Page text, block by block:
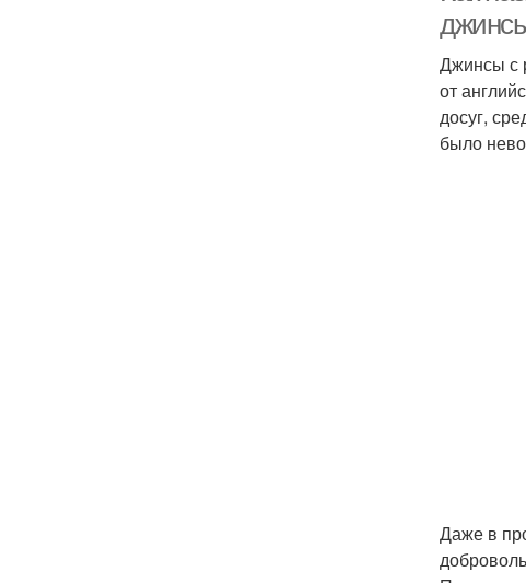
Джинсы с
от
досуг,
было
Даже в